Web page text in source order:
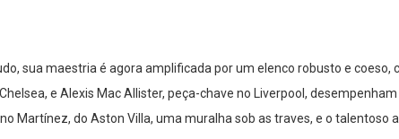
sua maestria é agora amplificada por um elenco robusto e coeso,
e Alexis Mac Allister, peça-chave no Liverpool,
Martínez, do Aston Villa, uma muralha sob as traves, e o talentoso